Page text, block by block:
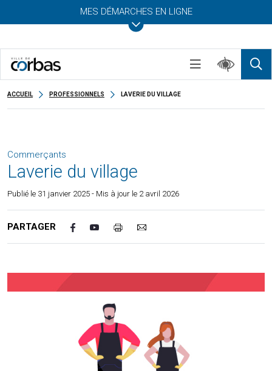
MES DÉMARCHES EN LIGNE
ACCUEIL PROFESSIONNELS LAVERIE DU VILLAGE
Commerçants
Laverie du village
Publié le 31 janvier 2025 - Mis à jour le 2 avril 2026
PARTAGER